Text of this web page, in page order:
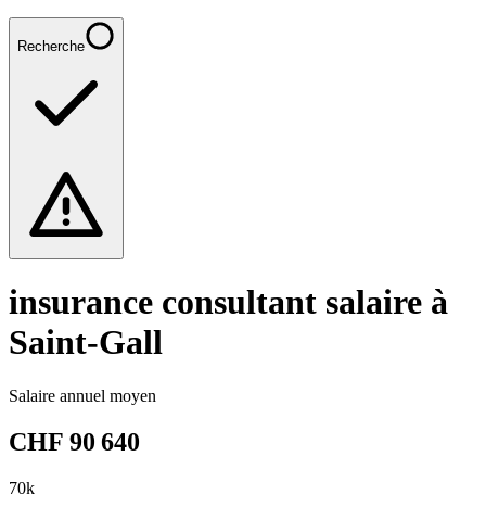
Recherche
insurance consultant salaire à
Saint-Gall
Salaire annuel moyen
CHF 90 640
70k